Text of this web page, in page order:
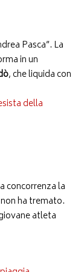
Pasca”. La
in un
, che liquida con
della
concorrenza la
ha tremato.
atleta